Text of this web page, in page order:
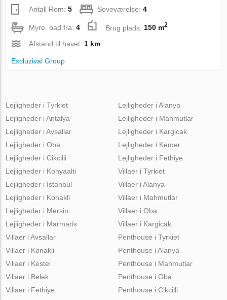
Antall Rom:5 Soveværelse:4
Myre. bad fra:4 Brug plads:150 m2
Afstand til havet:1 km
Excluzival Group
Lejligheder i Tyrkiet
Lejligheder i Antalya
Lejligheder i Avsallar
Lejligheder i Oba
Lejligheder i Cikcilli
Lejligheder i Alanya
Lejligheder i Mahmutlar
Lejligheder i Kargicak
Lejligheder i Kemer
Lejligheder i Fethiye
Lejligheder i Konyaalti
Lejligheder i Istanbul
Lejligheder i Konakli
Lejligheder i Mersin
Lejligheder i Marmaris
Villaer i Tyrkiet
Villaer i Alanya
Villaer i Mahmutlar
Villaer i Oba
Villaer i Kargicak
Villaer i Avsallar
Villaer i Konakli
Villaer i Kestel
Villaer i Belek
Villaer i Fethiye
Penthouse i Tyrkiet
Penthouse i Alanya
Penthouse i Mahmutlar
Penthouse i Oba
Penthouse i Cikcilli